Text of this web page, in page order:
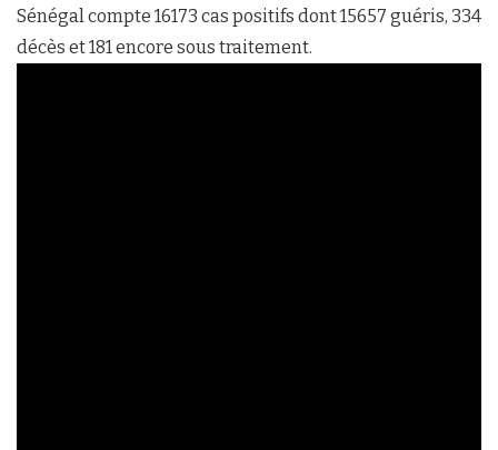
Sénégal compte 16173 cas positifs dont 15657 guéris, 334
décès et 181 encore sous traitement.